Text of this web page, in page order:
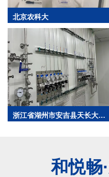
不锈
北京农科大
浙江省湖州市安吉县天长大道
芯科半导体有限公司
和悦畅